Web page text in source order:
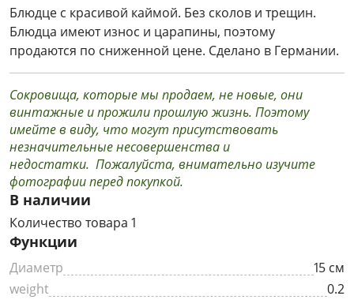
Блюдце с красивой каймой. Без сколов и трещин.
Блюдца имеют износ и царапины, поэтому
продаются по сниженной цене. Сделано в Германии.
Сокровища, которые мы продаем, не новые, они
винтажные и прожили прошлую жизнь. Поэтому
имейте в виду, что могут присутствовать
незначительные несовершенства и
недостатки. Пожалуйста, внимательно изучите
фотографии перед покупкой.
В наличии
Количество товара 1
Функции
Диаметр
15 см
weight
0.2